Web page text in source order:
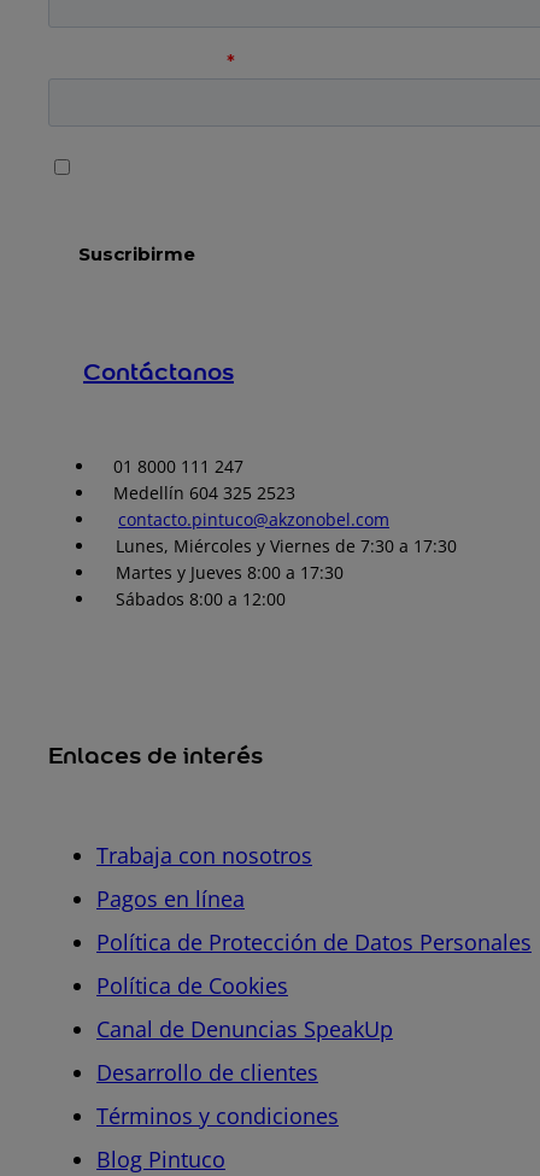
Contáctanos
01 8000 111 247
Medellín 604 325 2523
contacto.pintuco@akzonobel.com
Lunes, Miércoles y Viernes de 7:30 a 17:30
Martes y Jueves 8:00 a 17:30
Sábados 8:00 a 12:00
Enlaces de interés
Trabaja con nosotros
Pagos en línea
Política de Protección de Datos Personales
Política de Cookies
Canal de Denuncias SpeakUp
Desarrollo de clientes
Términos y condiciones
Blog Pintuco